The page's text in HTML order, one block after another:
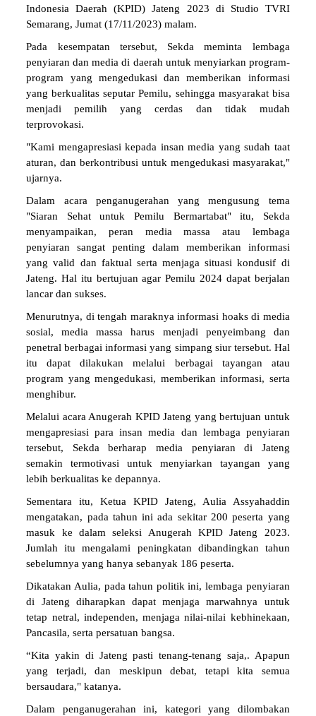
Indonesia Daerah (KPID) Jateng 2023 di Studio TVRI
Semarang, Jumat (17/11/2023) malam.
Pada kesempatan tersebut, Sekda meminta lembaga
penyiaran dan media di daerah untuk menyiarkan program-
program yang mengedukasi dan memberikan informasi
yang berkualitas seputar Pemilu, sehingga masyarakat bisa
menjadi pemilih yang cerdas dan tidak mudah
terprovokasi.
"Kami mengapresiasi kepada insan media yang sudah taat
aturan, dan berkontribusi untuk mengedukasi masyarakat,"
ujarnya.
Dalam acara penganugerahan yang mengusung tema
"Siaran Sehat untuk Pemilu Bermartabat" itu, Sekda
menyampaikan, peran media massa atau lembaga
penyiaran sangat penting dalam memberikan informasi
yang valid dan faktual serta menjaga situasi kondusif di
Jateng. Hal itu bertujuan agar Pemilu 2024 dapat berjalan
lancar dan sukses.
Menurutnya, di tengah maraknya informasi hoaks di media
sosial, media massa harus menjadi penyeimbang dan
penetral berbagai informasi yang simpang siur tersebut. Hal
itu dapat dilakukan melalui berbagai tayangan atau
program yang mengedukasi, memberikan informasi, serta
menghibur.
Melalui acara Anugerah KPID Jateng yang bertujuan untuk
mengapresiasi para insan media dan lembaga penyiaran
tersebut, Sekda berharap media penyiaran di Jateng
semakin termotivasi untuk menyiarkan tayangan yang
lebih berkualitas ke depannya.
Sementara itu, Ketua KPID Jateng, Aulia Assyahaddin
mengatakan, pada tahun ini ada sekitar 200 peserta yang
masuk ke dalam seleksi Anugerah KPID Jateng 2023.
Jumlah itu mengalami peningkatan dibandingkan tahun
sebelumnya yang hanya sebanyak 186 peserta.
Dikatakan Aulia, pada tahun politik ini, lembaga penyiaran
di Jateng diharapkan dapat menjaga marwahnya untuk
tetap netral, independen, menjaga nilai-nilai kebhinekaan,
Pancasila, serta persatuan bangsa.
“Kita yakin di Jateng pasti tenang-tenang saja,. Apapun
yang terjadi, dan meskipun debat, tetapi kita semua
bersaudara," katanya.
Dalam penganugerahan ini, kategori yang dilombakan